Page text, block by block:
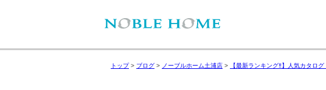
トップ> ブログ > ノーブルホーム土浦店 > 【最新ランキング‼】人気カタロ